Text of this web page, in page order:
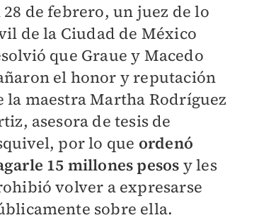
28 de febrero, un juez de lo
de la Ciudad de México
que Graue y Macedo
el honor y reputación
la maestra Martha Rodríguez
asesora de tesis de
por lo que ordenó
15 millones pesos y les
volver a expresarse
sobre ella.